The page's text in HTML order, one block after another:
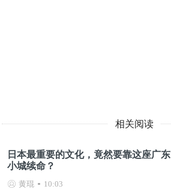
相关阅读
日本最重要的文化，竟然要靠这座广东
小城续命？
黄琨 10:03